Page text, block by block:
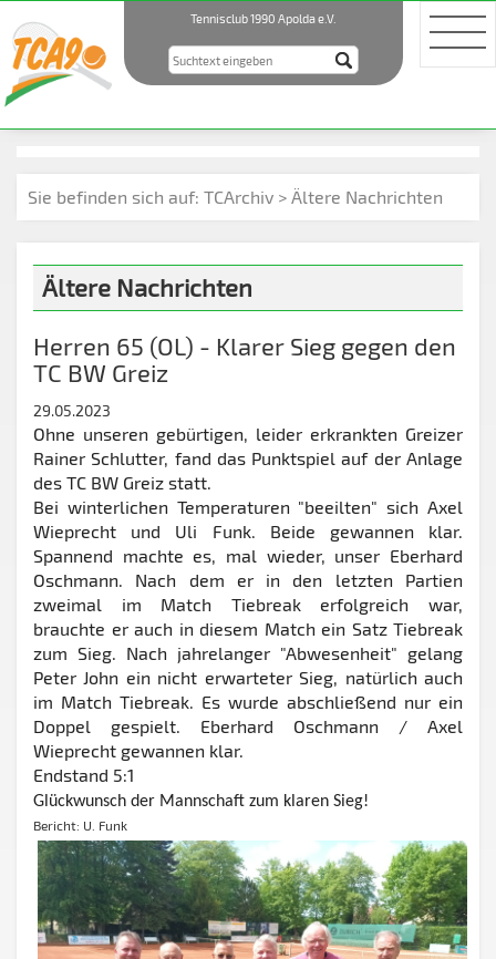
Tennisclub 1990 Apolda e.V.
Sie befinden sich auf: TCArchiv > Ältere Nachrichten
Ältere Nachrichten
Herren 65 (OL) - Klarer Sieg gegen den
TC BW Greiz
29.05.2023
Ohne unseren gebürtigen, leider erkrankten Greizer
Rainer Schlutter, fand das Punktspiel auf der Anlage
des TC BW Greiz statt.
Bei winterlichen Temperaturen "beeilten" sich Axel
Wieprecht und Uli Funk. Beide gewannen klar.
Spannend machte es, mal wieder, unser Eberhard
Oschmann. Nach dem er in den letzten Partien
zweimal im Match Tiebreak erfolgreich war,
brauchte er auch in diesem Match ein Satz Tiebreak
zum Sieg. Nach jahrelanger "Abwesenheit" gelang
Peter John ein nicht erwarteter Sieg, natürlich auch
im Match Tiebreak. Es wurde abschließend nur ein
Doppel gespielt. Eberhard Oschmann / Axel
Wieprecht gewannen klar.
Endstand 5:1
Glückwunsch der Mannschaft zum klaren Sieg!
Bericht: U. Funk